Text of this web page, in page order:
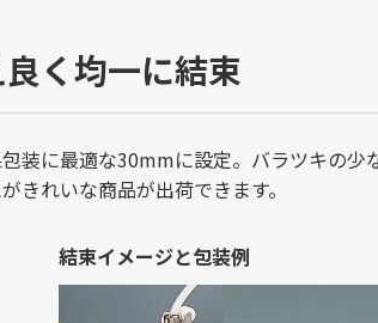
く均一に結束
装に最適な30mmに設定。バラツキの少
きれいな商品が出荷できます。
結束イメージと包装例